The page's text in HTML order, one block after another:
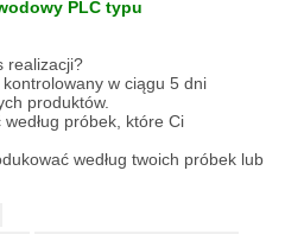
realizacji?
w ciągu 5 dni
produktów.
próbek, które Ci
według twoich próbek lub